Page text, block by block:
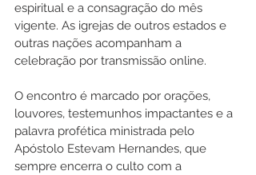
espiritual e a consagração do mês
vigente. As igrejas de outros estados e
outras nações acompanham a
celebração por transmissão online.
O encontro é marcado por orações,
louvores, testemunhos impactantes e a
palavra profética ministrada pelo
Apóstolo Estevam Hernandes, que
sempre encerra o culto com a